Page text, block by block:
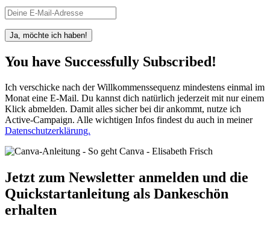
Ja, möchte ich haben!
You have Successfully Subscribed!
Ich verschicke nach der Willkommenssequenz mindestens einmal im
Monat eine E-Mail. Du kannst dich natürlich jederzeit mit nur einem
Klick abmelden. Damit alles sicher bei dir ankommt, nutze ich
Active-Campaign. Alle wichtigen Infos findest du auch in meiner
Datenschutzerklärung.
Jetzt zum Newsletter anmelden und die
Quickstartanleitung als Dankeschön
erhalten